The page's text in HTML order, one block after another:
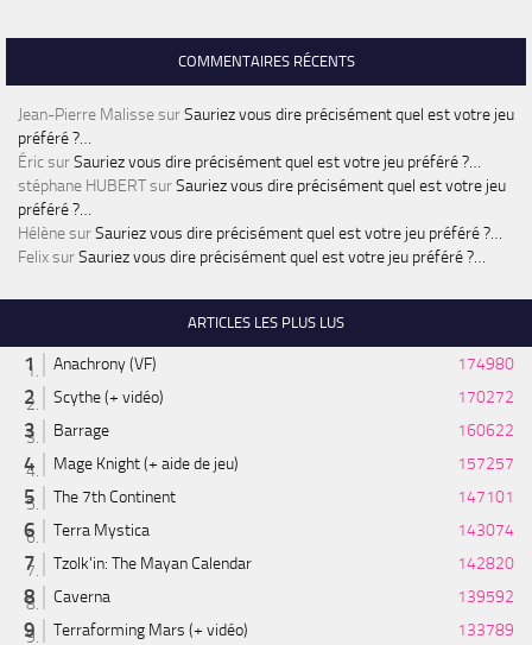
COMMENTAIRES RÉCENTS
Jean-Pierre MalissesurSauriez vous dire précisément quel est votre jeu
préféré ?…
ÉricsurSauriez vous dire précisément quel est votre jeu préféré ?…
stéphane HUBERTsurSauriez vous dire précisément quel est votre jeu
préféré ?…
HélènesurSauriez vous dire précisément quel est votre jeu préféré ?…
FelixsurSauriez vous dire précisément quel est votre jeu préféré ?…
ARTICLES LES PLUS LUS
Anachrony (VF)
174980
Scythe (+ vidéo)
170272
Barrage
160622
Mage Knight (+ aide de jeu)
157257
The 7th Continent
147101
Terra Mystica
143074
Tzolk'in: The Mayan Calendar
142820
Caverna
139592
Terraforming Mars (+ vidéo)
133789